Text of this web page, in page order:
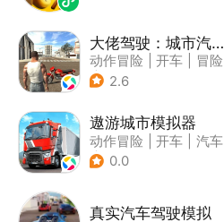
大佬驾驶：城市汽车模拟器
动作冒险 开车
冒险
| 写实
2.6
遨游城市模拟器
动作冒险 开车
汽车
| 载具模拟
0.0
真实汽车驾驶模拟